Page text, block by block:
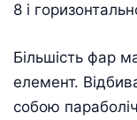
8 і
Більшість фар
елемент.
собою